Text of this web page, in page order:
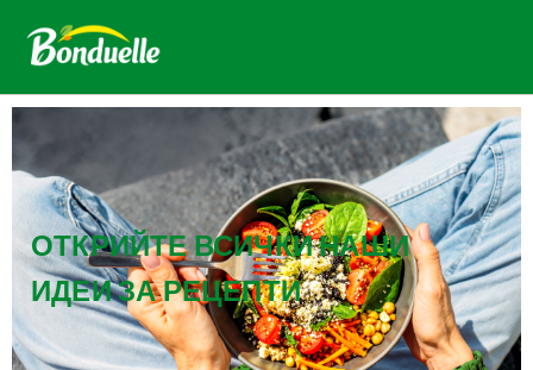
ОТКРИЙТЕ ВСИЧКИ НАШИ
ИДЕИ ЗА РЕЦЕПТИ